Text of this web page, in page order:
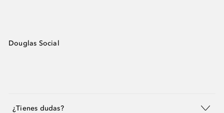
Douglas Social
¿Tienes dudas?